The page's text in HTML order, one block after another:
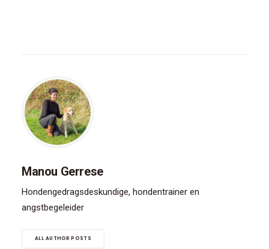
Manou Gerrese
Hondengedragsdeskundige, hondentrainer en
angstbegeleider
ALL AUTHOR POSTS